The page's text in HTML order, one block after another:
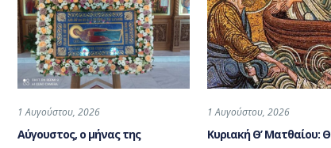
1 Αυγούστου, 2026
Αύγουστος, ο μήνας της
1 Αυγούστου, 2026
Κυριακή Θ’ Ματθαίου: